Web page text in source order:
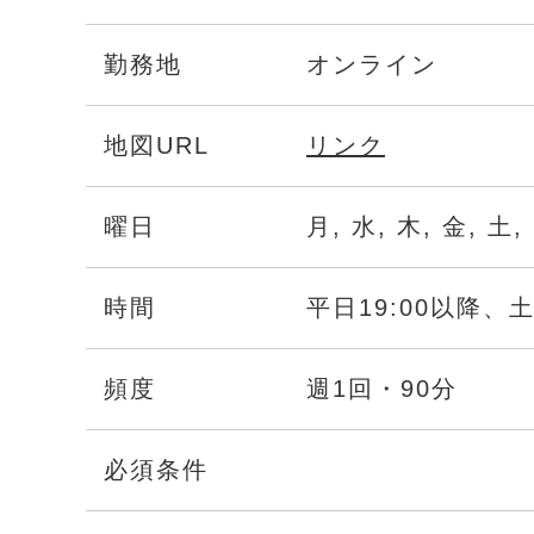
勤務地 オンライン
地図URL リンク
曜日 月, 水, 木, 金, 土,
時間 平日19:00以降、
頻度 週1回・90分
必須条件